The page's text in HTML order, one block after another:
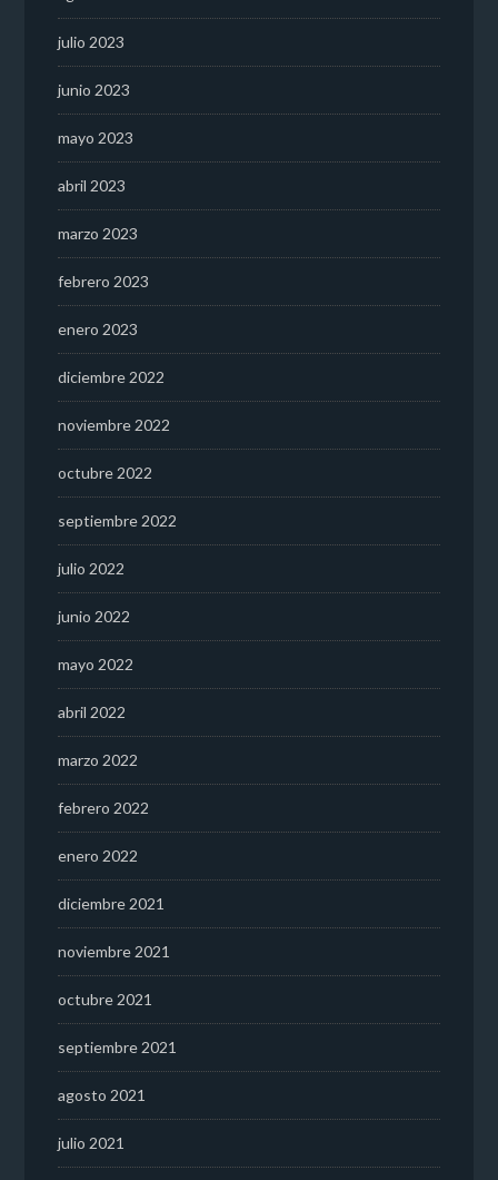
julio 2023
junio 2023
mayo 2023
abril 2023
marzo 2023
febrero 2023
enero 2023
diciembre 2022
noviembre 2022
octubre 2022
septiembre 2022
julio 2022
junio 2022
mayo 2022
abril 2022
marzo 2022
febrero 2022
enero 2022
diciembre 2021
noviembre 2021
octubre 2021
septiembre 2021
agosto 2021
julio 2021